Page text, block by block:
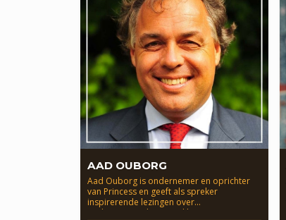
AAD OUBORG
Aad Ouborg is ondernemer en oprichter
van Princess en geeft als spreker
inspirerende lezingen over
ondernemerschap, merkbouw en